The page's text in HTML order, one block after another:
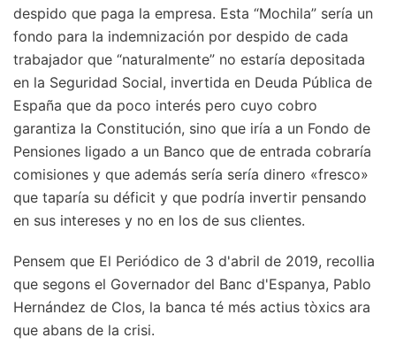
despido que paga la empresa. Esta “Mochila” sería un
fondo para la indemnización por despido de cada
trabajador que “naturalmente” no estaría depositada
en la Seguridad Social, invertida en Deuda Pública de
España que da poco interés pero cuyo cobro
garantiza la Constitución, sino que iría a un Fondo de
Pensiones ligado a un Banco que de entrada cobraría
comisiones y que además sería sería dinero «fresco»
que taparía su déficit y que podría invertir pensando
en sus intereses y no en los de sus clientes.
Pensem que El Periódico de 3 d'abril de 2019, recollia
que segons el Governador del Banc d'Espanya, Pablo
Hernández de Clos, la banca té més actius tòxics ara
que abans de la crisi.